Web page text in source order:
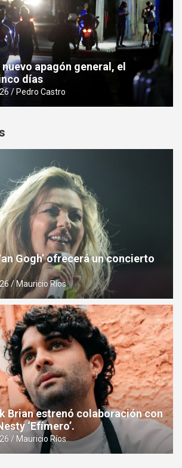
nuevo apagón general, el
días
Pedro Castro
Gogh’ ofrecerá un concierto
Mauricio Ríos
Brian estrenó colaboración con
‘Efímero’.
Mauricio Ríos